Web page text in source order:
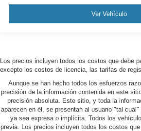
Ver Vehículo
Los precios incluyen todos los costos que debe
excepto los costos de licencia, las tarifas de
Aunque se han hecho todos los esfuerzos
precisión de la información contenida en este
precisión absoluta. Este sitio, y toda la
aparecen en él, se presentan al usuario "tal cual"
ya sea expresa o implícita. Todos los
previa. Los precios incluyen todos los costos que